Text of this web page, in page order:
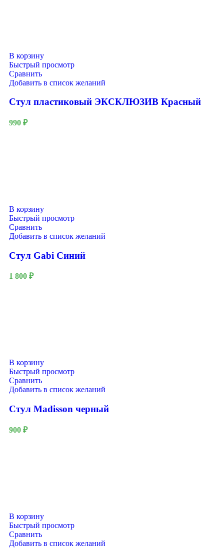
В корзину
Быстрый просмотр
Сравнить
Добавить в список желаний
Стул пластиковый ЭКСКЛЮЗИВ Красный
990 ₽
В корзину
Быстрый просмотр
Сравнить
Добавить в список желаний
Стул Gabi Синий
1 800 ₽
В корзину
Быстрый просмотр
Сравнить
Добавить в список желаний
Стул Madisson черный
900 ₽
В корзину
Быстрый просмотр
Сравнить
Добавить в список желаний